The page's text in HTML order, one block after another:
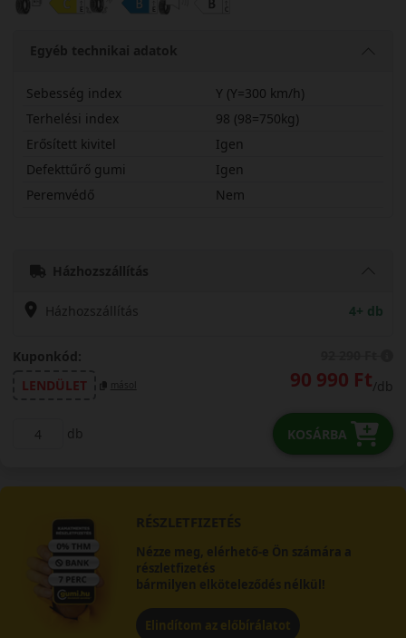
Egyéb technikai adatok
Sebesség index
Y (Y=300 km/h)
Terhelési index
98 (98=750kg)
Erősített kivitel
Igen
Defekttűrő gumi
Igen
Peremvédő
Nem
Házhozszállítás
Házhozszállítás 4+ db
Kuponkód:
LENDÜLET
másol 90 990 Ft/db
db KOSÁRBA
RÉSZLETFIZETÉS
Nézze meg, elérhető-e Ön számára a
részletfizetés
bármilyen elköteleződés nélkül!
Elindítom az előbírálatot